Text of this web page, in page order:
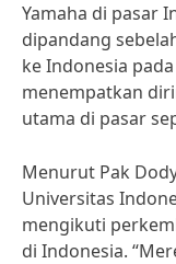
Yamaha di pasar
dipandang
ke Indonesia
menempatkan
utama di pasar
Menurut Pak
Universitas
mengikuti
di Indonesia.